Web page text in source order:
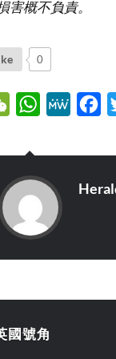
害概不負責。
0
WeChatWhatsApp
MeWe
國號角